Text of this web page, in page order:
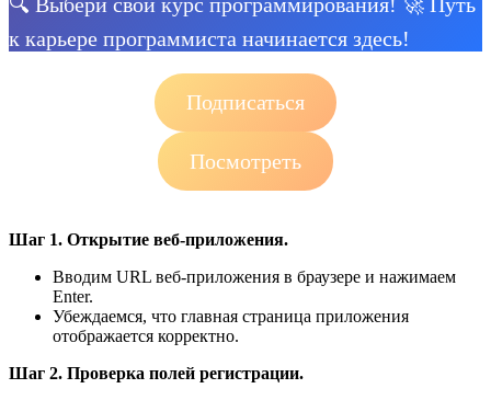
к карьере программиста начинается здесь!
Подписаться
Посмотреть
Шаг 1. Открытие веб-приложения.
Вводим URL веб-приложения в браузере и нажимаем
Enter.
Убеждаемся, что главная страница приложения
отображается корректно.
Шаг 2. Проверка полей регистрации.